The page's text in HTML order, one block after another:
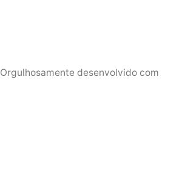
Orgulhosamente desenvolvido com